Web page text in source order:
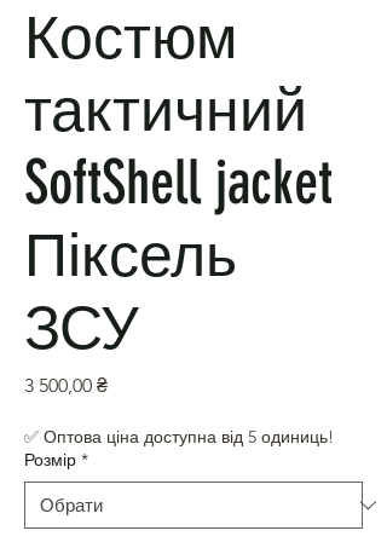
Костюм
тактичний
SoftShell jacket
Піксель
ЗСУ
3 500,00 ₴Ціна
✅ Оптова ціна доступна від 5 одиниць!
Розмір *